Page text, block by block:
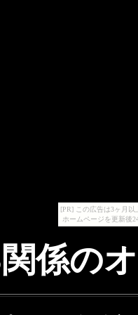
[PR] この広告は3ヶ月以
ホームページを更新後
係の